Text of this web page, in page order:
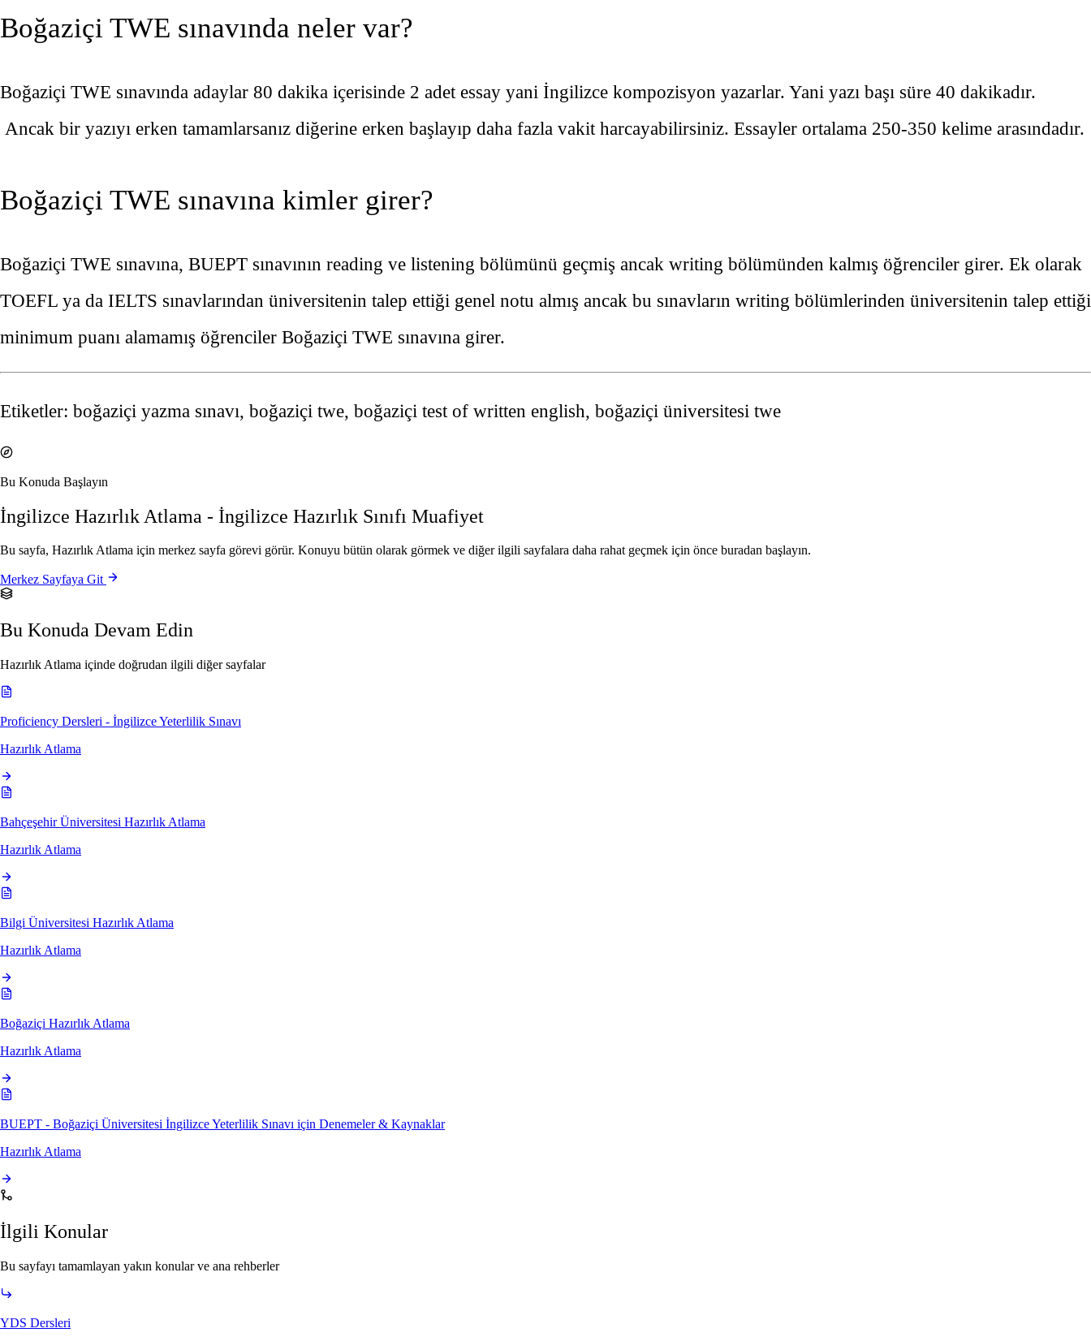
Boğaziçi TWE sınavında neler var?
Boğaziçi TWE sınavında adaylar 80 dakika içerisinde 2 adet essay yani İngilizce kompozisyon yazarlar. Yani yazı başı süre 40 dakikadır.
Ancak bir yazıyı erken tamamlarsanız diğerine erken başlayıp daha fazla vakit harcayabilirsiniz. Essayler ortalama 250-350 kelime arasındadır.
Boğaziçi TWE sınavına kimler girer?
Boğaziçi TWE sınavına, BUEPT sınavının reading ve listening bölümünü geçmiş ancak writing bölümünden kalmış öğrenciler girer. Ek olarak
TOEFL ya da IELTS sınavlarından üniversitenin talep ettiği genel notu almış ancak bu sınavların writing bölümlerinden üniversitenin talep ettiği
minimum puanı alamamış öğrenciler Boğaziçi TWE sınavına girer.
Etiketler: boğaziçi yazma sınavı, boğaziçi twe, boğaziçi test of written english, boğaziçi üniversitesi twe
Bu Konuda Başlayın
İngilizce Hazırlık Atlama - İngilizce Hazırlık Sınıfı Muafiyet
Bu sayfa, Hazırlık Atlama için merkez sayfa görevi görür. Konuyu bütün olarak görmek ve diğer ilgili sayfalara daha rahat geçmek için önce buradan başlayın.
Merkez Sayfaya Git
Bu Konuda Devam Edin
Hazırlık Atlama içinde doğrudan ilgili diğer sayfalar
Proficiency Dersleri - İngilizce Yeterlilik Sınavı
Hazırlık Atlama
Bahçeşehir Üniversitesi Hazırlık Atlama
Hazırlık Atlama
Bilgi Üniversitesi Hazırlık Atlama
Hazırlık Atlama
Boğaziçi Hazırlık Atlama
Hazırlık Atlama
BUEPT - Boğaziçi Üniversitesi İngilizce Yeterlilik Sınavı için Denemeler & Kaynaklar
Hazırlık Atlama
İlgili Konular
Bu sayfayı tamamlayan yakın konular ve ana rehberler
YDS Dersleri